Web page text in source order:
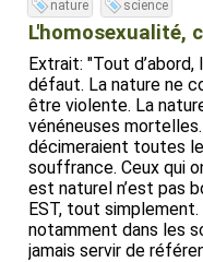
nature science
L'homosexualité,
Extrait: "Tout d’abord,
défaut. La nature ne
être violente. La
vénéneuses
décimeraient toutes
souffrance. Ceux qui
est naturel n’est pas
EST, tout simplement.
notamment dans les
jamais servir de